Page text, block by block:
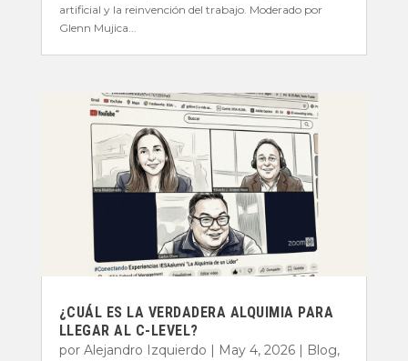
artificial y la reinvención del trabajo. Moderado por
Glenn Mujica...
¿CUÁL ES LA VERDADERA ALQUIMIA PARA
LLEGAR AL C-LEVEL?
por Alejandro Izquierdo | May 4, 2026| Blog,